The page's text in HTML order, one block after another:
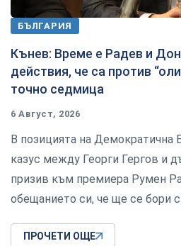
БЪЛГАРИЯ
Кънев: Време е Радев и
действия, че са против
точно седмица
6 Август, 2026
В позицията на Демократична
казус между Георги Гергов и
призив към премиера Румен
обещанието си, че ще се бори с
ПРОЧЕТИ ОЩЕ